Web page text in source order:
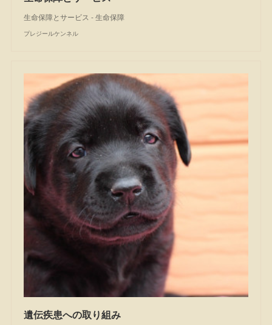
生命保障とサービス - 生命保障
プレジールケンネル
遺伝疾患への取り組み